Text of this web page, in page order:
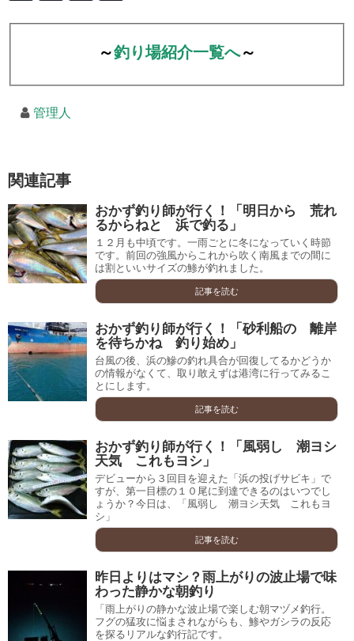
～釣り場紹介一覧へ～
管理人
関連記事
おかず釣り師が行く！「明日から 荒れ
るからねと 浜で釣る」
１２月も中頃です。一雨ごとに冬になっていく時節
です。前回の強風からこれから吹く南風までの間に
は割といいサイズの鯵が釣れました。
記事を読む
おかず釣り師が行く！「砂利船の 離岸
を待ちかね 釣り始め」
台風の後、浜の鰺の釣れ具合が回復してるかどうか
の情報がなくて、取り敢えずは港湾に行ってみるこ
とにします。
記事を読む
おかず釣り師が行く！「風弱し 潮ヨシ
天気 これもヨシ」
デビューから３回目を迎えた「浜の投げサビキ」で
すが、第一目標の１０尾に到達できるのはいつでし
ょうか？今日は、「風弱し 潮ヨシ天気 これもヨ
シ」
記事を読む
昨日よりはマシ？雨上がりの波止場で味
わった静かな朝釣り
「雨上がりの静かな波止場で楽しむ朝マヅメ釣行。
フグの猛攻に悩まされながらも、鯵やガシラの反応
を探るリアルな釣行記です。